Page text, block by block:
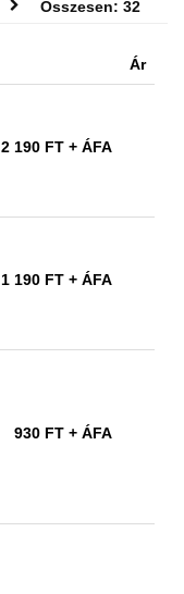
Összesen: 32
Ár
2 190 FT + ÁFA
1 190 FT + ÁFA
930 FT + ÁFA